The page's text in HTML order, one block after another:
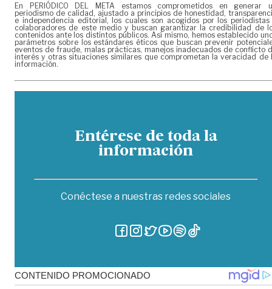
En PERIÓDICO DEL META estamos comprometidos en generar
periodismo de calidad, ajustado a principios de honestidad,
e independencia editorial, los cuales son acogidos por los periodistas
colaboradores de este medio y buscan garantizar la credibilidad de
contenidos ante los distintos públicos. Así mismo, hemos establecido
parámetros sobre los estándares éticos que buscan prevenir
eventos de fraude, malas prácticas, manejos inadecuados de conflicto
interés y otras situaciones similares que comprometan la veracidad de
información.
Entérese de toda la
información
Conéctese a nuestras redes sociales